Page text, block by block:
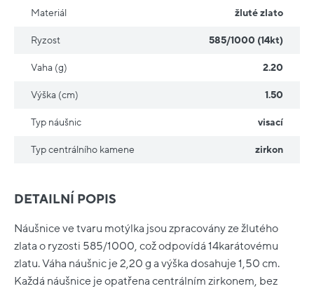
DETAILNÍ POPIS
Náušnice ve tvaru motýlka jsou zpracovány ze žlutého
zlata o ryzosti 585/1000, což odpovídá 14karátovému
zlatu. Váha náušnic je 2,20 g a výška dosahuje 1,50 cm.
Každá náušnice je opatřena centrálním zirkonem, bez
Materiál žluté zlato
Ryzost 585/1000 (14kt)
Vaha (g) 2.20
Výška (cm) 1.50
Typ náušnic visací
Typ centrálního kamene zirkon